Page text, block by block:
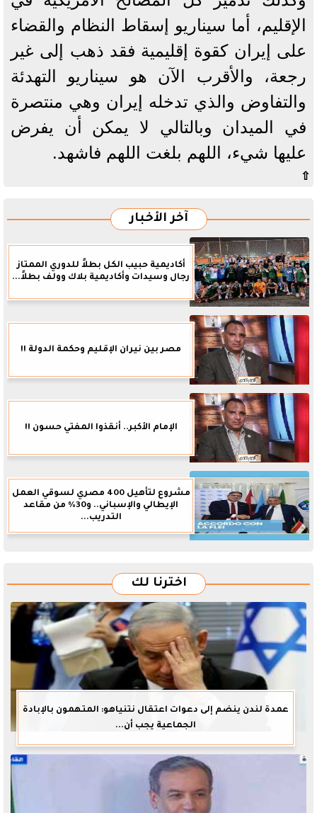
الإقليم، أما سيناريو إسقاط النظام والقضاء
على إيران كقوة إقليمية فقد ذهب إلى غير
رجعة، والأقرب الآن هو سيناريو التهدئة
والتفاوض والذي تدخله إيران وهي منتصرة
في الميدان وبالتالي لا يمكن أن يفرض
عليها شيء، اللهم بلغت اللهم فاشهد.
⇧
آخر الأخبار
أكاديمية حبيب الكل بطلاً للدوري الممتاز
رجال وسيدات وأكاديمية بلاك وولف بطلاً...
مصر بين نيران الإقليم وحكمة الدولة !!
الإمام الأكبر.. أنقذوا المفتي حسون !!
مشروع لتأهيل 400 مصري لسوقي العمل
الإيطالي والإسباني.. و30% من مقاعد
التدريب...
اخترنا لك
عمدة لندن ينضم إلى دعوات اعتقال نتنياهو: المتهمون بالإبادة
الجماعية يجب أن...